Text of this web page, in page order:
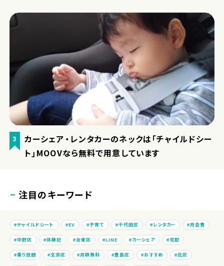
3
カーシェア・レンタカーのネックは「チャイルドシー
ト」MOOVなら無料で用意しています
注目のキーワード
チャイルドシート EV 子育て 千代田区 レンタカー 月会費
中野区 体験記 台東区 LINE カーシェア 宅配
乗り放題 文京区 月額無料 豊島区 おすすめ 北区